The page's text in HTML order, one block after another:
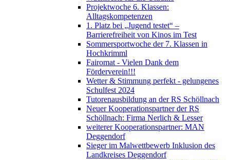
Projektwoche 6. Klassen:
Alltagskompetenzen
1. Platz bei „Jugend testet“ –
Barrierefreiheit von Kinos im Test
Sommersportwoche der 7. Klassen in
Hochkrimml
Fairomat - Vielen Dank dem
Förderverein!!!
Wetter & Stimmung perfekt - gelungenes
Schulfest 2024
Tutorenausbildung an der RS Schöllnach
Neuer Kooperationspartner der RS
Schöllnach: Firma Nerlich & Lesser
weiterer Kooperationspartner: MAN
Deggendorf
Sieger im Malwettbewerb Inklusion des
Landkreises Deggendorf